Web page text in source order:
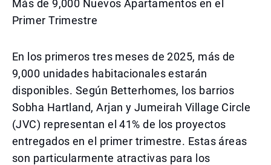
Más de 9,000 Nuevos Apartamentos en el
Primer Trimestre
En los primeros tres meses de 2025, más de
9,000 unidades habitacionales estarán
disponibles. Según Betterhomes, los barrios
Sobha Hartland, Arjan y Jumeirah Village Circle
(JVC) representan el 41% de los proyectos
entregados en el primer trimestre. Estas áreas
son particularmente atractivas para los